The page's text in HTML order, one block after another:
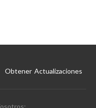
Obtener Actualizaciones